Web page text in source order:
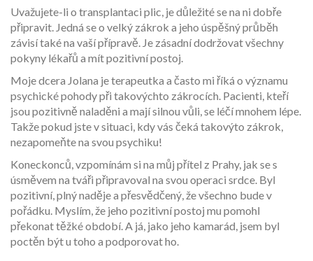
Uvažujete-li o transplantaci plic, je důležité se na ni dobře
připravit. Jedná se o velký zákrok a jeho úspěšný průběh
závisí také na vaší přípravě. Je zásadní dodržovat všechny
pokyny lékařů a mít pozitivní postoj.
Moje dcera Jolana je terapeutka a často mi říká o významu
psychické pohody při takovýchto zákrocích. Pacienti, kteří
jsou pozitivně naladěni a mají silnou vůli, se léčí mnohem lépe.
Takže pokud jste v situaci, kdy vás čeká takovýto zákrok,
nezapomeňte na svou psychiku!
Koneckonců, vzpomínám si na můj přítel z Prahy, jak se s
úsměvem na tváři připravoval na svou operaci srdce. Byl
pozitivní, plný naděje a přesvědčený, že všechno bude v
pořádku. Myslím, že jeho pozitivní postoj mu pomohl
překonat těžké období. A já, jako jeho kamarád, jsem byl
poctěn být u toho a podporovat ho.